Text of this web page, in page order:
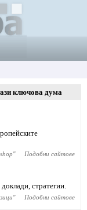
ключова дума
" Подобни сайтове
стратегии.
" Подобни сайтове